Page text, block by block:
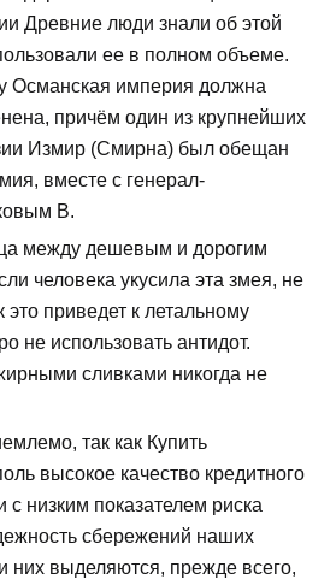
Древние люди знали об этой
ее в полном объеме.
Османская империя должна
причём один из крупнейших
Измир (Смирна) был обещан
вместе с генерал-
В.
между дешевым и дорогим
человека укусила эта змея, не
это приведет к летальному
не использовать антидот.
сливками никогда не
так как Купить
высокое качество кредитного
с низким показателем риска
сбережений наших
них выделяются, прежде всего,